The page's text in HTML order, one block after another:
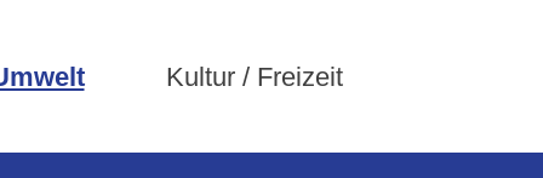
Kultur / Freizeit